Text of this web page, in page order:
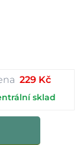
229 Kč
sklad